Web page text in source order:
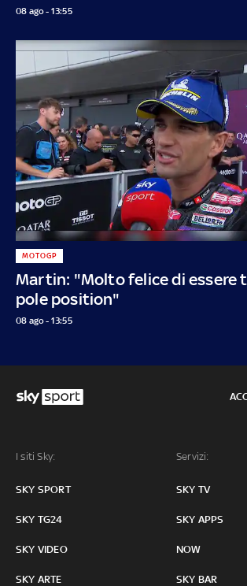
08 ago - 13:55
Martin: "Molto felice di essere
pole position"
MOTOGP
08 ago - 13:55
I siti Sky:
SKY SPORT
SKY TG24
SKY VIDEO
SKY ARTE
Servizi:
SKY TV
SKY APPS
NOW
SKY BAR